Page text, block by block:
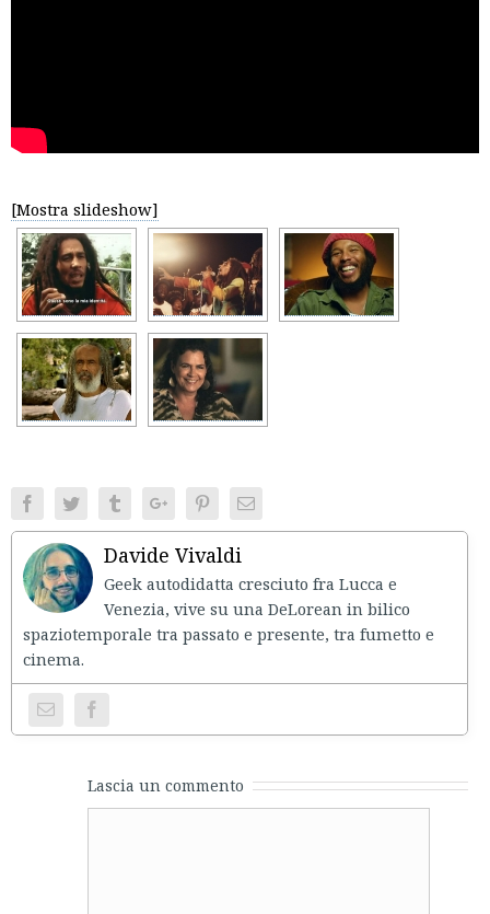
[Mostra slideshow]
FacebookTwitter TumblrGoogle+PinterestEmail
Davide Vivaldi
Geek autodidatta cresciuto fra Lucca e
Venezia, vive su una DeLorean in bilico
spaziotemporale tra passato e presente, tra fumetto e
cinema.
Lascia un commento